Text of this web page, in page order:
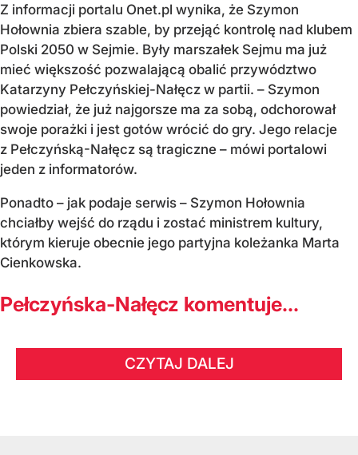
Z informacji portalu Onet.pl wynika, że Szymon
Hołownia zbiera szable, by przejąć kontrolę nad klubem
Polski 2050 w Sejmie. Były marszałek Sejmu ma już
mieć większość pozwalającą obalić przywództwo
Katarzyny Pełczyńskiej-Nałęcz w partii. – Szymon
powiedział, że już najgorsze ma za sobą, odchorował
swoje porażki i jest gotów wrócić do gry. Jego relacje
z Pełczyńską-Nałęcz są tragiczne – mówi portalowi
jeden z informatorów.
Ponadto – jak podaje serwis – Szymon Hołownia
chciałby wejść do rządu i zostać ministrem kultury,
którym kieruje obecnie jego partyjna koleżanka Marta
Cienkowska.
Pełczyńska-Nałęcz komentuje...
CZYTAJ DALEJ